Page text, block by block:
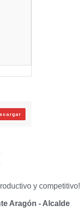
y competitivo!
Aragón - Alcalde